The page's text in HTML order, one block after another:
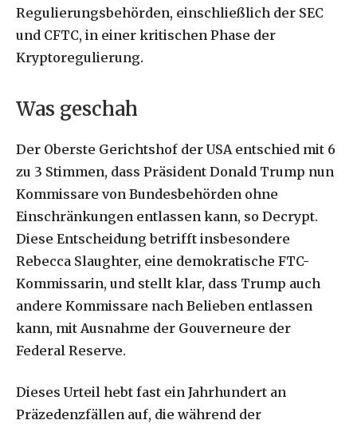
Regulierungsbehörden, einschließlich der SEC
und CFTC, in einer kritischen Phase der
Kryptoregulierung.
Was geschah
Der Oberste Gerichtshof der USA entschied mit 6
zu 3 Stimmen, dass Präsident Donald Trump nun
Kommissare von Bundesbehörden ohne
Einschränkungen entlassen kann, so Decrypt.
Diese Entscheidung betrifft insbesondere
Rebecca Slaughter, eine demokratische FTC-
Kommissarin, und stellt klar, dass Trump auch
andere Kommissare nach Belieben entlassen
kann, mit Ausnahme der Gouverneure der
Federal Reserve.
Dieses Urteil hebt fast ein Jahrhundert an
Präzedenzfällen auf, die während der